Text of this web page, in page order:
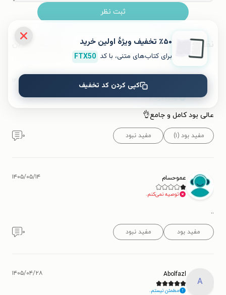
ثبت نظر
نظرات کاربران
توصیه می‌کنم.
۱۴۰۴/۰۴/۲۰
عالی بود کامل و جامع👌
مفید بود (۱) مفید نبود ۰
عموحسام
توصیه نمی‌کنم.
۱۴۰۵/۰۵/۱۴
..
مفید بود مفید نبود ۰
A
Abolfazl
مطمئن نیستم.
۱۴۰۵/۰۴/۲۸
٪۵۰ تخفیف ویژۀ اولین خرید
برای کتاب‌های متنی، با کد FTX50
کپی کردن کد تخفیف